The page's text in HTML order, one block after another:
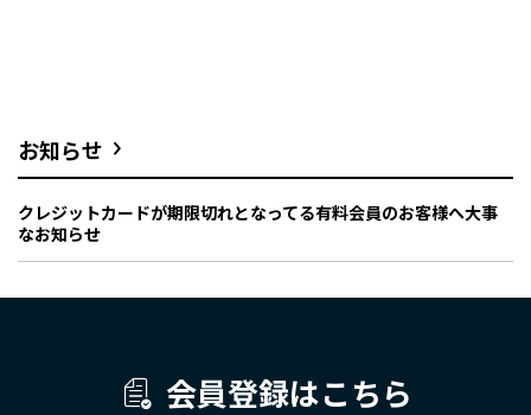
お知らせ
クレジットカードが期限切れとなってる有料会員のお客様へ大事
なお知らせ
会員登録はこちら